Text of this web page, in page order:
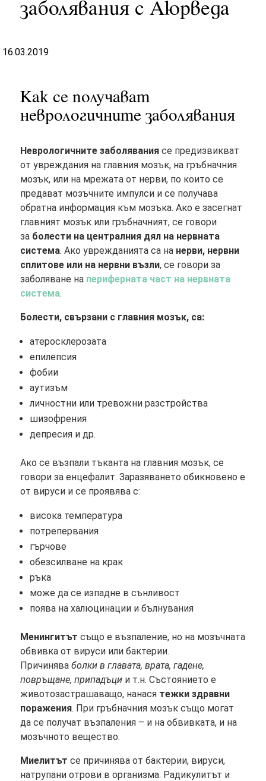
заболявания с Аюрведа
16.03.2019
Как се получават
неврологичните заболявания
Неврологичните заболявания се предизвикват
от увреждания на главния мозък, на гръбначния
мозък, или на мрежата от нерви, по които се
предават мозъчните импулси и се получава
обратна информация към мозъка. Ако е засегнат
главният мозък или гръбначният, се говори
за болести на централния дял на нервната
система. Ако уврежданията са на нерви, нервни
сплитове или на нервни възли, се говори за
заболяване на периферната част на нервната
система.
Болести, свързани с главния мозък, са:
атеросклерозата
епилепсия
фобии
аутизъм
личностни или тревожни разстройства
шизофрения
депресия и др.
Ако се възпали тъканта на главния мозък, се
говори за енцефалит. Заразяването обикновено е
от вируси и се проявява с:
висока температура
потрепервания
гърчове
обезсилване на крак
ръка
може да се изпадне в сънливост
поява на халюцинации и бълнувания
Менингитът също е възпаление, но на мозъчната
обвивка от вируси или бактерии.
Причиняваболки в главата, врата, гадене,
повръщане, припадъци и т.н. Състоянието е
животозастрашаващо, нанася тежки здравни
поражения. При гръбначния мозък също могат
да се получат възпаления – и на обвивката, и на
мозъчното вещество.
Миелитът се причинява от бактерии, вируси,
натрупани отрови в организма. Радикулитът и